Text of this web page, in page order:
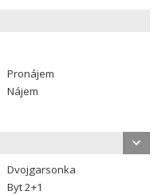
Pronájem
Nájem
Dvojgarsonka
Byt 2+1